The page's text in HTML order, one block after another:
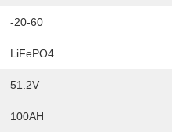
-20-60
LiFePO4
51.2V
100AH